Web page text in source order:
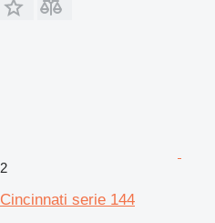
2
Cincinnati serie 144